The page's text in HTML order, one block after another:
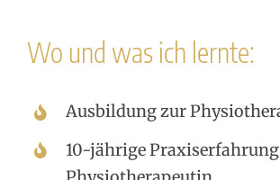
Wo und was ich lernte:
Ausbildung zur
10-jährige